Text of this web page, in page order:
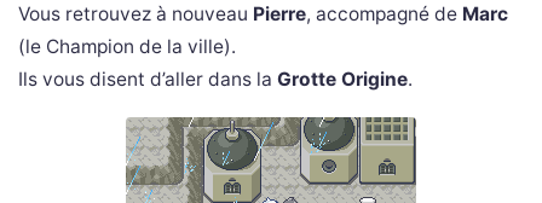
Vous retrouvez à nouveau Pierre, accompagné de Marc
(le Champion de la ville).
Ils vous disent d’aller dans la Grotte Origine.